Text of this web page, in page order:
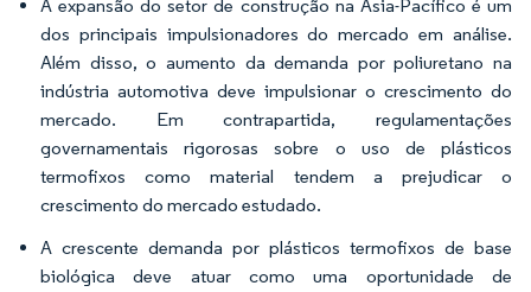
A expansão do setor de construção na Ásia-Pacífico é um
dos principais impulsionadores do mercado em análise.
Além disso, o aumento da demanda por poliuretano na
indústria automotiva deve impulsionar o crescimento do
mercado. Em contrapartida, regulamentações
governamentais rigorosas sobre o uso de plásticos
termofixos como material tendem a prejudicar o
crescimento do mercado estudado.
A crescente demanda por plásticos termofixos de base
biológica deve atuar como uma oportunidade de